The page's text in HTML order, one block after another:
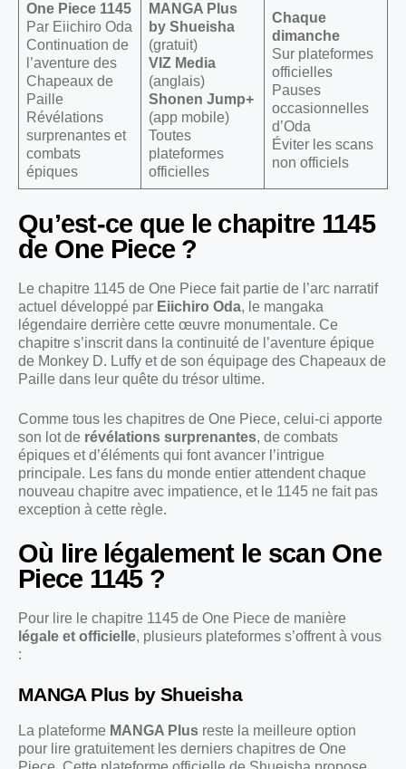
One Piece 1145
Par Eiichiro Oda
Continuation de
l’aventure des
Chapeaux de
Paille
Révélations
surprenantes et
combats
épiques
MANGA Plus
by Shueisha
(gratuit)
VIZ Media
(anglais)
Shonen Jump+
(app mobile)
Toutes
plateformes
officielles
Chaque
dimanche
Sur plateformes
officielles
Pauses
occasionnelles
d’Oda
Éviter les scans
non officiels
Qu’est-ce que le chapitre 1145
de One Piece ?
Le chapitre 1145 de One Piece fait partie de l’arc narratif
actuel développé par Eiichiro Oda, le mangaka
légendaire derrière cette œuvre monumentale. Ce
chapitre s’inscrit dans la continuité de l’aventure épique
de Monkey D. Luffy et de son équipage des Chapeaux de
Paille dans leur quête du trésor ultime.
Comme tous les chapitres de One Piece, celui-ci apporte
son lot de révélations surprenantes, de combats
épiques et d’éléments qui font avancer l’intrigue
principale. Les fans du monde entier attendent chaque
nouveau chapitre avec impatience, et le 1145 ne fait pas
exception à cette règle.
Où lire légalement le scan One
Piece 1145 ?
Pour lire le chapitre 1145 de One Piece de manière
légale et officielle, plusieurs plateformes s’offrent à vous
:
MANGA Plus by Shueisha
La plateforme MANGA Plus reste la meilleure option
pour lire gratuitement les derniers chapitres de One